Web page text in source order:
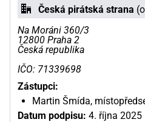
Česká pirátská strana
Na Moráni 360/3
12800 Praha 2
Česká republika
IČO: 71339698
Zástupci:
Martin Šmída,
Datum podpisu: 4. října 2025